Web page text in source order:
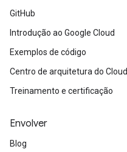
GitHub
Introdução ao Google Cloud
Exemplos de código
Centro de arquitetura do Cloud
Treinamento e certificação
Envolver
Blog